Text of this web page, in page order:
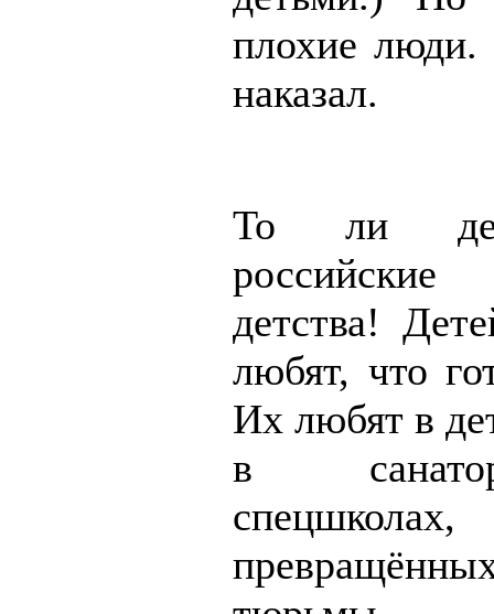
плохие
наказал.
То ли
российские
детства!
любят, что
Их любят в
в
спецшколах,